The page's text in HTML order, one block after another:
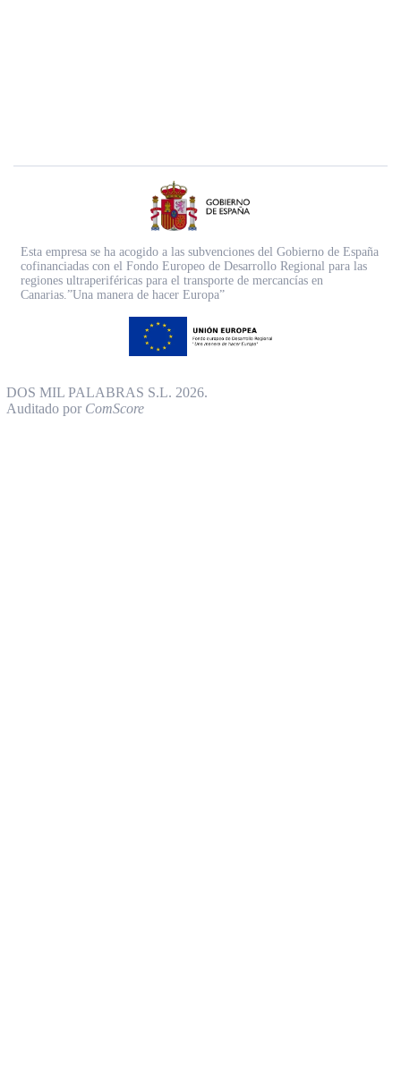
Esta empresa se ha acogido a las subvenciones del Gobierno de España
cofinanciadas con el Fondo Europeo de Desarrollo Regional para las
regiones ultraperiféricas para el transporte de mercancías en
Canarias.”Una manera de hacer Europa”
DOS MIL PALABRAS S.L. 2026.
Auditado por ComScore